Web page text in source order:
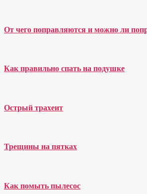
От чего поправляются и можно ли
Как правильно спать на подушке
Острый трахеит
Трещины на пятках
Как помыть пылесос